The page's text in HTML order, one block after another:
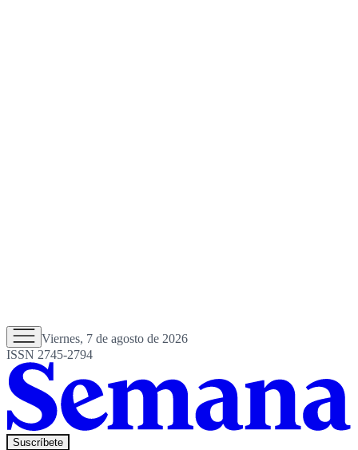
Viernes, 7 de agosto de 2026
ISSN 2745-2794
Suscríbete